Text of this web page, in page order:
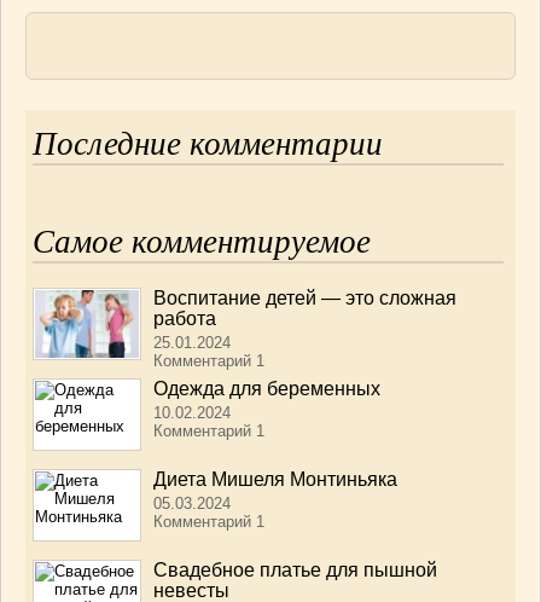
Последние комментарии
Самое комментируемое
Воспитание детей — это сложная
работа
25.01.2024
Комментарий 1
Одежда для беременных
10.02.2024
Комментарий 1
Диета Мишеля Монтиньяка
05.03.2024
Комментарий 1
Свадебное платье для пышной
невесты